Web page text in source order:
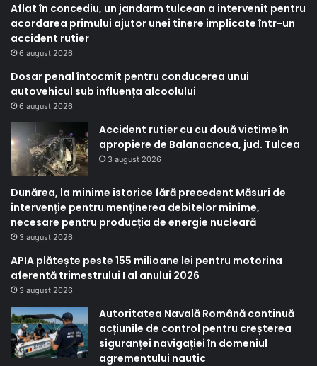
Aflat în concediu, un jandarm tulcean a intervenit pentru
acordarea primului ajutor unei tinere implicate într-un
accident rutier
6 august 2026
Dosar penal întocmit pentru conducerea unui
autovehicul sub influența alcoolului
6 august 2026
Accident rutier cu cu două victime în
apropiere de Balanacncea, jud. Tulcea
3 august 2026
Dunărea, la minime istorice fără precedent Măsuri de
intervenție pentru menținerea debitelor minime,
necesare pentru producția de energie nucleară
3 august 2026
APIA plătește peste 155 milioane lei pentru motorina
aferentă trimestrului I al anului 2026
3 august 2026
Autoritatea Navală Română continuă
acțiunile de control pentru creșterea
siguranței navigației în domeniul
agrementului nautic